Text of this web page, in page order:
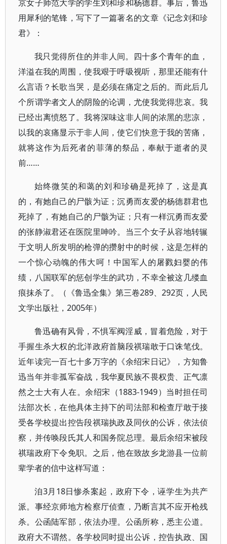
京女子师范大学的学生刘和珍和杨德群。事后，鲁迅
用犀利的笔锋，写下了一篇著名的文章《记念刘和珍
君》：
我只觉得所住的并非人间。四十多个青年的血，
洋溢在我的周围，使我艰于呼吸视听，那里还能有什
么言语？长歌当哭，是必须在痛定之后的。而此后几
个所谓学者文人的阴险的论调，尤使我觉得悲哀。我
已经出离愤怒了。我将深味这非人间的浓黑的悲凉，
以我的哀痛显示于非人间，使它们快意于我的苦痛，
就将这作为后死者的菲薄的祭品，奉献于逝者的灵
前……
始终微笑的和蔼的刘和珍确是死掉了，这是真
的，有她自己的尸骸为证；沉勇而友爱的杨德群君也
死掉了，有她自己的尸骸为证；只有一样沉勇而友爱
的张静淑君还在医院里呻吟。当三个女子从容地转辗
于文明人所发明的枪弹的攒射中的时候，这是怎样的
一个惊心动魄的伟大呵！中国军人的屠戮妇婴的伟
绩，八国联军的惩创学生的武功，不幸全被这几缕血
痕抹杀了。（《鲁迅全集》第三卷289、292页，人民
文学出版社，2005年）
鲁迅确有风骨，不惧军阀淫威，冒着危险，对于
手握生杀大权的北洋政府首脑段祺瑞敢于口诛笔伐。
近年读完一百七十多万字的《余绍宋日记》，方知鲁
迅当年并非孤军奋战，我华夏民族不畏权贵、正气凛
然之士大有人在。余绍宋（1883-1949）当时担任司
法部次长，在他具体主持下的司法部和检查厅敢于接
受各学校提出控告段祺瑞执政及同伙的公诉，依法侦
察，并传唤段氏其人和国务院总理。最后余绍宋被段
祺瑞政府下令免职。之后，他在致故乡龙游县一位前
辈学者的信中这样写道：
洎3月18日惨杀案起，政府下令，诬学生为共产
派。事经京师地方检察厅侦查，乃断言其不应开枪残
杀。公函陆军部，依法办理。公函所称，悉主公道。
政府大不谓然。各学校同时提出公诉，控告执政、国